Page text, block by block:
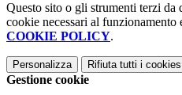
Questo sito o gli strumenti terzi
cookie necessari al
COOKIE POLICY.
Personalizza Rifiuta tutti i cookies
Gestione cookie